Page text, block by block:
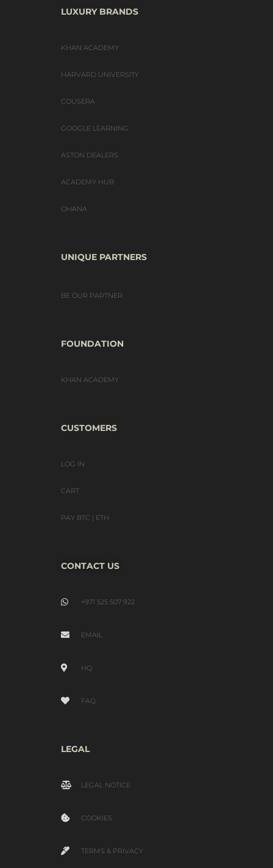
LUXURY BRANDS
KHAN ACADEMY
HARVARD UNIVERSITY
COUSERA
GOOGLE LEARNING
ASTON DEALERS
ACADEMY HUB
OHANA
UNIQUE PARTNERS
BE OUR PARTNER
FOUNDATION
KHAN ACADEMY
CUSTOMERS
LOG IN
CART
PAY BTC | ETH
CONTACT US
+971 525 507 922
EMAIL
HQ
FAQ
LEGAL
LEGAL NOTICE
COOKIES
TERMS & PRIVACY